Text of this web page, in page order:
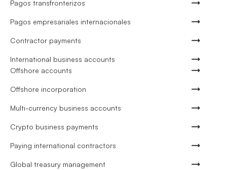
Pagos transfronterizos
Pagos empresariales internacionales
Contractor payments
International business accounts
Offshore accounts
Offshore incorporation
Multi-currency business accounts
Crypto business payments
Paying international contractors
Global treasury management